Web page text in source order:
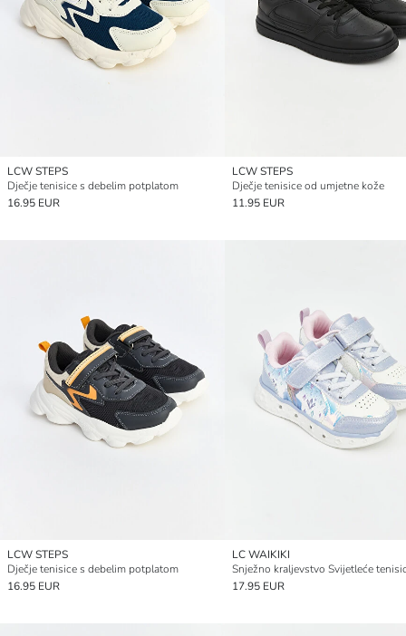
LCW STEPS
Dječje tenisice s debelim potplatom
16.95 EUR
LCW STEPS
Dječje tenisice od umjetne kože
11.95 EUR
LCW STEPS
Dječje tenisice s debelim potplatom
16.95 EUR
LC WAIKIKI
17.95 EUR